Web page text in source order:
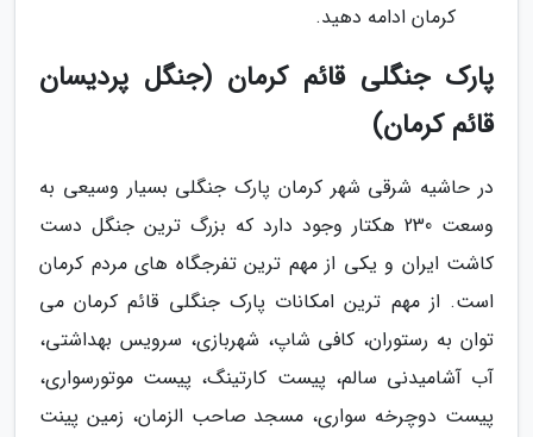
کرمان ادامه دهید.
پارک جنگلی قائم کرمان (جنگل پردیسان
قائم کرمان)
در حاشیه شرقی شهر کرمان پارک جنگلی بسیار وسیعی به
وسعت 230 هکتار وجود دارد که بزرگ ترین جنگل دست
کاشت ایران و یکی از مهم ترین تفرجگاه های مردم کرمان
است. از مهم ترین امکانات پارک جنگلی قائم کرمان می
توان به رستوران، کافی شاپ، شهربازی، سرویس بهداشتی،
آب آشامیدنی سالم، پیست کارتینگ، پیست موتورسواری،
پیست دوچرخه سواری، مسجد صاحب الزمان، زمین پینت